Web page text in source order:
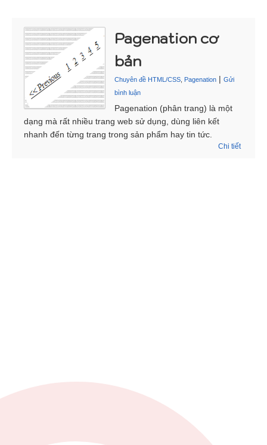
Pagenation cơ
bản
Chuyên đề HTML/CSS Pagenation | Gửi
bình luận
Pagenation (phân trang) là một
dạng mà rất nhiều trang web sử dụng, dùng liên kết
nhanh đến từng trang trong sản phẩm hay tin tức.
Chi tiết